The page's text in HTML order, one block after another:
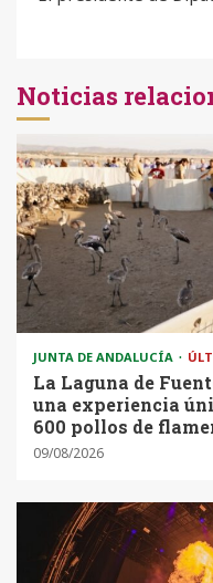
Noticias
JUNTA DE ANDALUCÍA
La Laguna de
una experiencia
600 pollos de
09/08/2026